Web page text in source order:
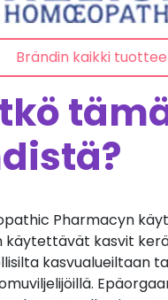
Brändin kaikki
Pharmacyn
käytettävät kasvit
kasvualueiltaan